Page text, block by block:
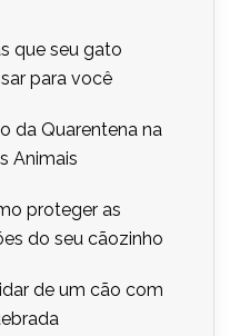
que seu gato
para você
da Quarentena na
Animais
proteger as
do seu cãozinho
de um cão com